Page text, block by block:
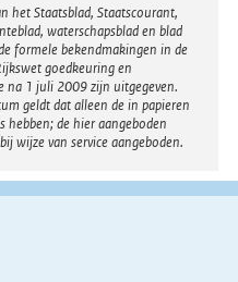
het Staatsblad, Staatscourant,
waterschapsblad en blad
formele bekendmakingen in de
goedkeuring en
na 1 juli 2009 zijn uitgegeven.
geldt dat alleen de in papieren
de hier aangeboden
wijze van service aangeboden.